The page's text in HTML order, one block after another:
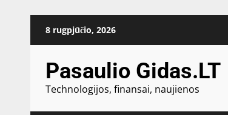
8 rugpjūčio, 2026
Pasaulio Gidas.LT
Technologijos, finansai, naujienos